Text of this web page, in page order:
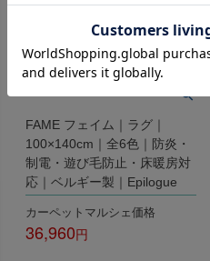
FAME フェイム｜ラグ｜
100×140cm｜全6色｜防炎・
制電・遊び毛防止・床暖房対
応｜ベルギー製｜Epilogue
カーペットマルシェ価格
36,960